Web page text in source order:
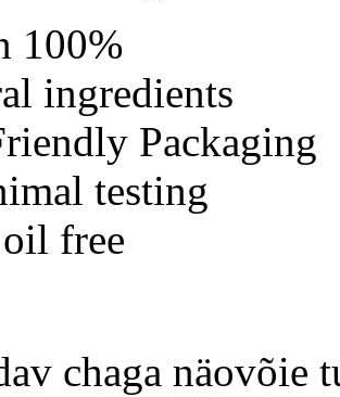
100%
ingredients
Packaging
testing
free
chaga näovõie